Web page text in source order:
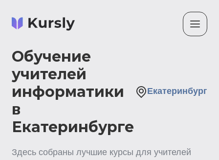
Обучение
учителей
информатики
в
Екатеринбурге
Екатеринбург
Здесь собраны лучшие курсы для учителей